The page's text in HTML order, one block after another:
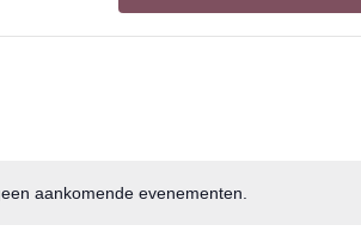
aankomende evenementen.